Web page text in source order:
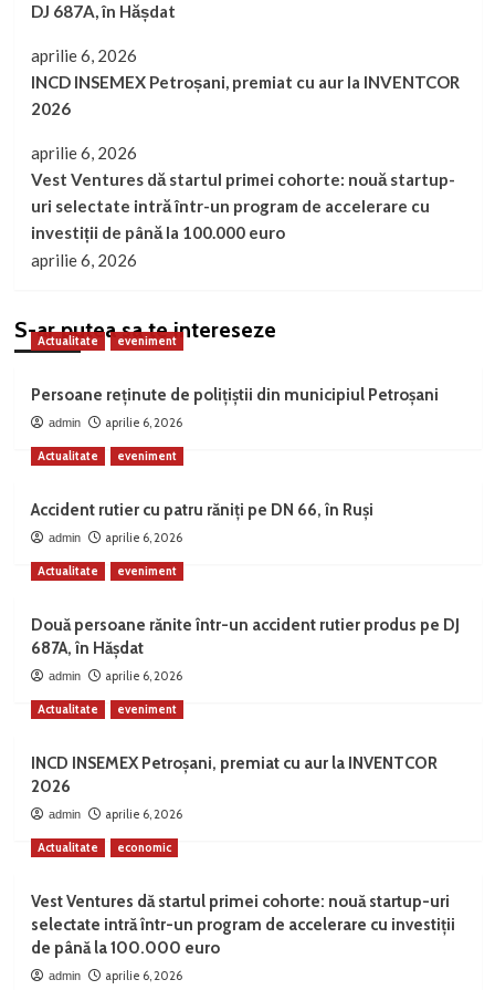
DJ 687A, în Hășdat
aprilie 6, 2026
INCD INSEMEX Petroșani, premiat cu aur la INVENTCOR
2026
aprilie 6, 2026
Vest Ventures dă startul primei cohorte: nouă startup-
uri selectate intră într-un program de accelerare cu
investiții de până la 100.000 euro
aprilie 6, 2026
S-ar putea sa te intereseze
Actualitate eveniment
Persoane reținute de polițiștii din municipiul Petroșani
admin aprilie 6, 2026
Actualitate eveniment
Accident rutier cu patru răniți pe DN 66, în Ruși
admin aprilie 6, 2026
Actualitate eveniment
Două persoane rănite într-un accident rutier produs pe DJ
687A, în Hășdat
admin aprilie 6, 2026
Actualitate eveniment
INCD INSEMEX Petroșani, premiat cu aur la INVENTCOR
2026
admin aprilie 6, 2026
Actualitate economic
Vest Ventures dă startul primei cohorte: nouă startup-uri
selectate intră într-un program de accelerare cu investiții
de până la 100.000 euro
admin aprilie 6, 2026